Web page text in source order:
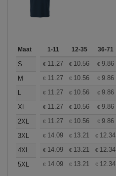
Maat 1-11 12-35 36-71
S € 11.27 € 10.56 € 9.86
M
€ 11.27 € 10.56 € 9.86
L
€ 11.27 € 10.56 € 9.86
XL
€ 11.27 € 10.56 € 9.86
2XL
€ 11.27 € 10.56 € 9.86
3XL
€ 14.09 € 13.21 € 12.34
4XL
€ 14.09 € 13.21 € 12.34
5XL
€ 14.09 € 13.21 € 12.34